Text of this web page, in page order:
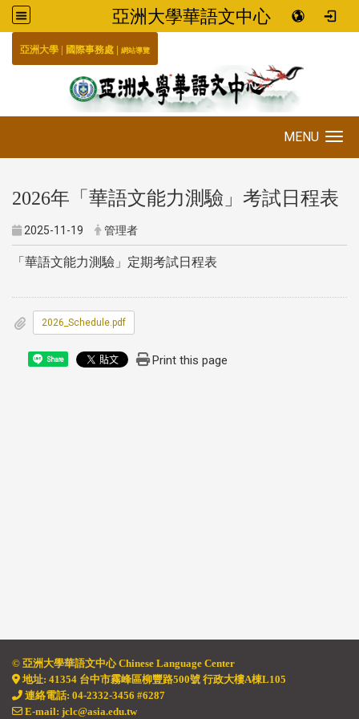
亞洲大學華語文中心
亞洲大學 國際事務處 | 網站導覽
MENU
2026年「華語文能力測驗」考試日程表
2025-11-19 管理者
「華語文能力測驗」定期考試日程表
2026_Schedule.pdf
Share Print this page
© 亞洲大學華語文中心 Chinese Language Center
地址: 41354 台中市霧峰區柳豐路500號 行政大樓A棟L105
連絡電話: 04-2332-3456 #6287
E-mail: jclc@asia.edu.tw